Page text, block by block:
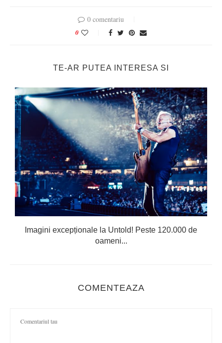
0 comentariu
0
TE-AR PUTEA INTERESA SI
Imagini excepționale la Untold! Peste 120.000 de
oameni...
COMENTEAZA